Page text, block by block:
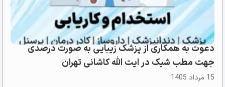
دعوت به همکاری از پزشک زیبایی به صورت درصدی
جهت مطب شیک در ایت الله کاشانی تهران
15 مرداد 1405